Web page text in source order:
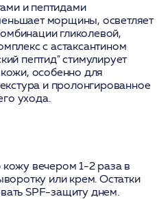
и пептидами
морщины, осветляет
гликолевой,
с астаксантином
пептид" стимулирует
особенно для
и пролонгированное
ухода.
вечером 1-2 раза в
или крем. Остатки
SPF-защиту днем.